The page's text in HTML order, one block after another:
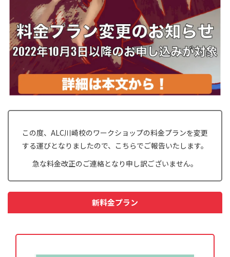
この度、ALC川崎校のワークショップの料金プランを変更
する運びとなりましたので、こちらでご報告いたします。
急な料金改正のご連絡となり申し訳ございません。
新料金プラン